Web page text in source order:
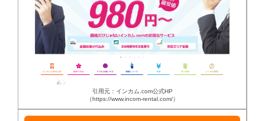
引用元：インカム.com公式HP
（https://www.incom-rental.com/）